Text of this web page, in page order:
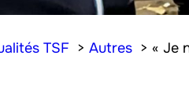
TSF Autres « Je